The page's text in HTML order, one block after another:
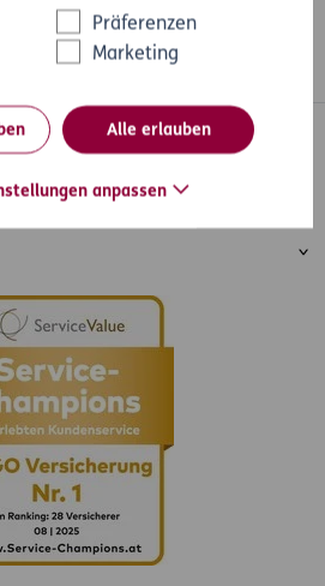
Präferenzen
Marketing
Alle erlauben
anpassen